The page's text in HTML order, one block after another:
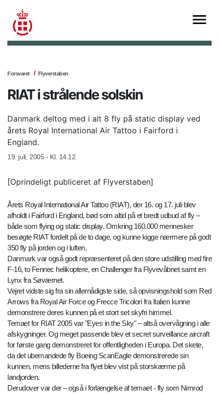
Forsvaret Flyverstaben
RIAT i strålende solskin
Danmark deltog med i alt 8 fly på static display ved
årets Royal International Air Tattoo i Fairford i
England.
19. juli, 2005 - Kl. 14.12
[Oprindeligt publiceret af Flyverstaben]
Årets Royal International Air Tattoo (RIAT), der 16. og 17. juli blev
afholdt i Fairford i England, bød som altid på et bredt udbud af fly –
både som flying og static display. Omkring 160.000 mennesker
besøgte RIAT fordelt på de to dage, og kunne kigge nærmere på godt
350 fly på jorden og i luften.
Danmark var også godt repræsenteret på den store udstilling med fire
F-16, to Fennec helikoptere, en Challenger fra Flyvevåbnet samt en
Lynx fra Søværnet.
Vejret vidste sig fra sin allernådigste side, så opvisningshold som Red
Arrows fra Royal Air Force og Frecce Tricolori fra Italien kunne
demonstrere deres kunnen på et stort set skyfri himmel.
Temaet for RIAT 2005 var "Eyes in the Sky" – altså overvågning i alle
afskygninger. Og meget passende blev et secret surveillance aircraft
for første gang demonstreret for offentligheden i Europa. Det skete,
da det ubemandede fly Boeing ScanEagle demonstrerede sin
kunnen, mens billederne fra flyet blev vist på storskærme på
landjorden.
Derudover var der – også i forlængelse af temaet - fly som Nimrod